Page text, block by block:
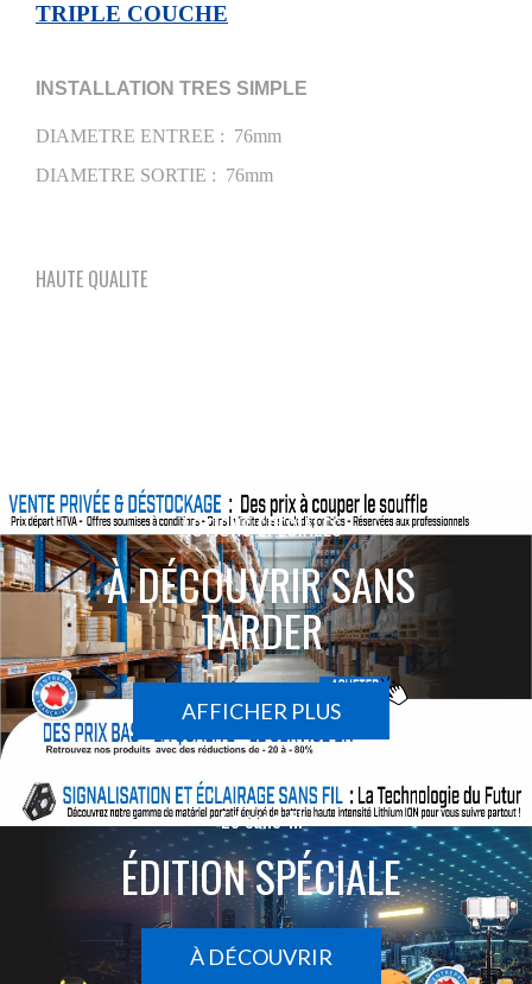
TRIPLE COUCHE
INSTALLATION TRES SIMPLE
DIAMETRE ENTREE : 76mm
DIAMETRE SORTIE : 76mm
HAUTE QUALITE
ACTIONS SPÉCIALES
À DÉCOUVRIR SANS
TARDER
AFFICHER PLUS
Le sans-fil
ÉDITION SPÉCIALE
À DÉCOUVRIR